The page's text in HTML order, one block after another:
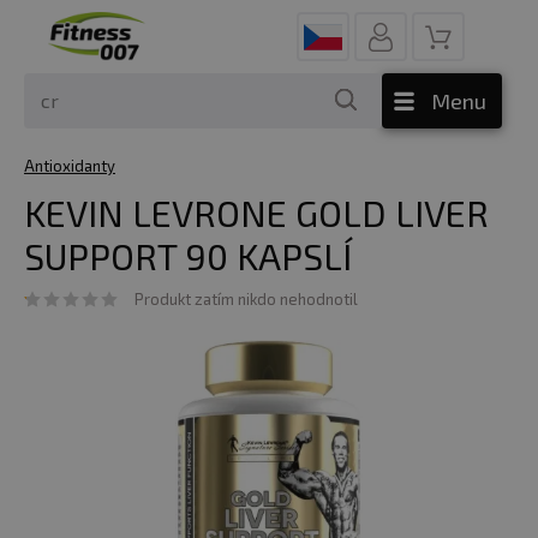
Menu
Antioxidanty
KEVIN LEVRONE GOLD LIVER
SUPPORT 90 KAPSLÍ
Produkt zatím nikdo nehodnotil